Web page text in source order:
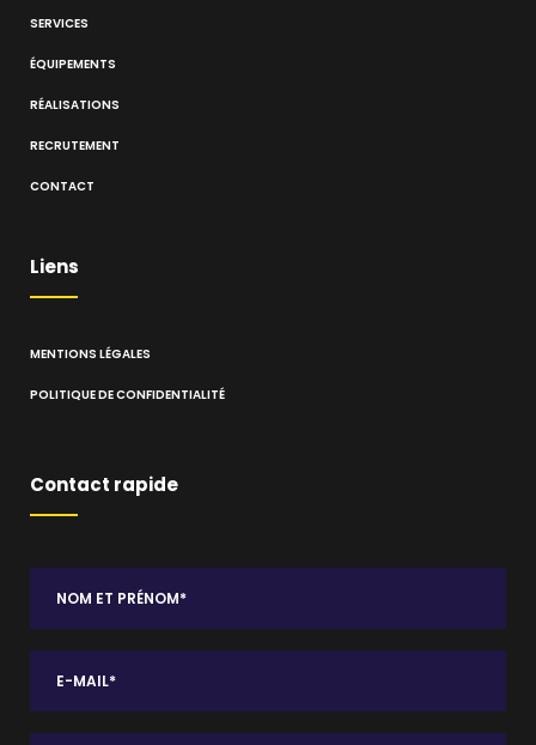
SERVICES
ÉQUIPEMENTS
RÉALISATIONS
RECRUTEMENT
CONTACT
Liens
MENTIONS LÉGALES
POLITIQUE DE CONFIDENTIALITÉ
Contact rapide